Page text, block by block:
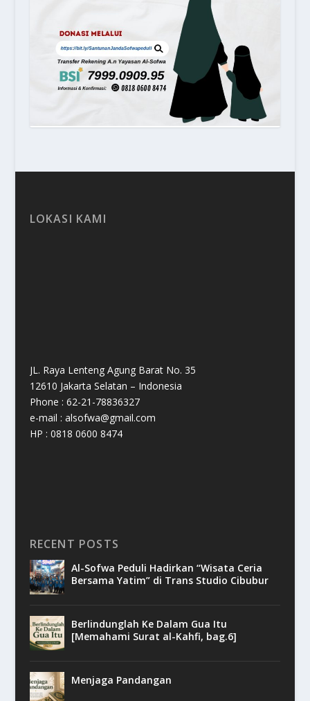
LOKASI KAMI
JL. Raya Lenteng Agung Barat No. 35
12610 Jakarta Selatan – Indonesia
Phone : 62-21-78836327
e-mail : alsofwa@gmail.com
HP : 0818 0600 8474
RECENT POSTS
Al-Sofwa Peduli Hadirkan “Wisata Ceria
Bersama Yatim” di Trans Studio Cibubur
Berlindunglah Ke Dalam Gua Itu
[Memahami Surat al-Kahfi, bag.6]
Menjaga Pandangan